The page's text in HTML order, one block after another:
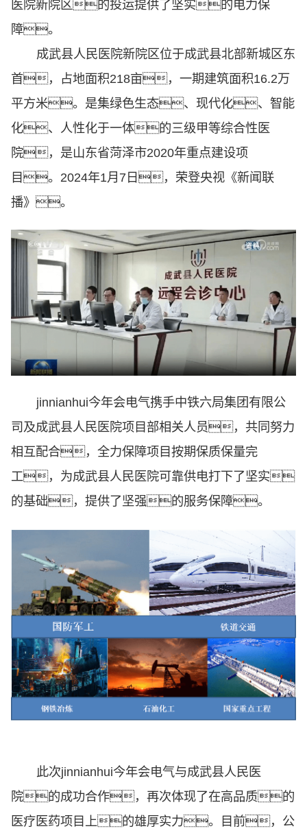
医院新院区的投运提供了坚实的电力保
障。
成武县人民医院新院区位于成武县北部新城区东
首，占地面积218亩，一期建筑面积16.2万
平方米。是集绿色生态、现代化、智能
化、人性化于一体的三级甲等综合性医
院，是山东省菏泽市2020年重点建设项
目。2024年1月7日，荣登央视《新闻联
播》。
jinnianhui今年会电气携手中铁六局集团有限公
司及成武县人民医院项目部相关人员，共同努力
相互配合，全力保障项目按期保质保量完
工，为成武县人民医院可靠供电打下了坚实
的基础，提供了坚强的服务保障。
此次jinnianhui今年会电气与成武县人民医
院的成功合作，再次体现了在高品质的
医疗医药项目上的雄厚实力。目前，公